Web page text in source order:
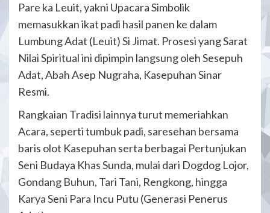
Pare ka Leuit, yakni Upacara Simbolik
memasukkan ikat padi hasil panen ke dalam
Lumbung Adat (Leuit) Si Jimat. Prosesi yang Sarat
Nilai Spiritual ini dipimpin langsung oleh Sesepuh
Adat, Abah Asep Nugraha, Kasepuhan Sinar
Resmi.
Rangkaian Tradisi lainnya turut memeriahkan
Acara, seperti tumbuk padi, saresehan bersama
baris olot Kasepuhan serta berbagai Pertunjukan
Seni Budaya Khas Sunda, mulai dari Dogdog Lojor,
Gondang Buhun, Tari Tani, Rengkong, hingga
Karya Seni Para Incu Putu (Generasi Penerus